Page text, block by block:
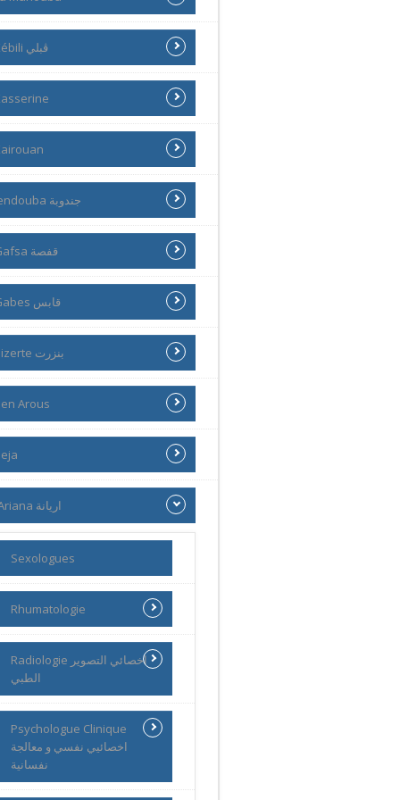
Kébili ڨبلي
Jendouba جندوبة
Gafsa قفصة
Gabes قابس
Bizerte بنزرت
Arous
Ariana اريانة
Sexologues
Rhumatologie
Radiologie اخصائي التصوير
الطبي
Psychologue Clinique
اخصائيي نفسي و معالجة
نفسانية